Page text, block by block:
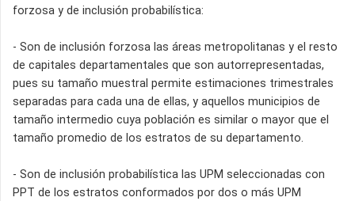
forzosa y de inclusión probabilística:
- Son de inclusión forzosa las áreas metropolitanas y el resto
de capitales departamentales que son autorrepresentadas,
pues su tamaño muestral permite estimaciones trimestrales
separadas para cada una de ellas, y aquellos municipios de
tamaño intermedio cuya población es similar o mayor que el
tamaño promedio de los estratos de su departamento.
- Son de inclusión probabilística las UPM seleccionadas con
PPT de los estratos conformados por dos o más UPM